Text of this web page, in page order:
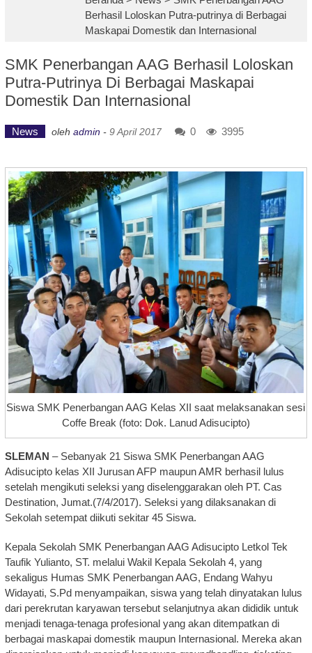
Berhasil Loloskan Putra-putrinya di Berbagai
Maskapai Domestik dan Internasional
SMK Penerbangan AAG Berhasil Loloskan
Putra-Putrinya Di Berbagai Maskapai
Domestik Dan Internasional
News oleh admin - 9 April 2017 0 3995
Siswa SMK Penerbangan AAG Kelas XII saat melaksanakan sesi
Coffe Break (foto: Dok. Lanud Adisucipto)
SLEMAN – Sebanyak 21 Siswa SMK Penerbangan AAG
Adisucipto kelas XII Jurusan AFP maupun AMR berhasil lulus
setelah mengikuti seleksi yang diselenggarakan oleh PT. Cas
Destination, Jumat.(7/4/2017). Seleksi yang dilaksanakan di
Sekolah setempat diikuti sekitar 45 Siswa.
Kepala Sekolah SMK Penerbangan AAG Adisucipto Letkol Tek
Taufik Yulianto, ST. melalui Wakil Kepala Sekolah 4, yang
sekaligus Humas SMK Penerbangan AAG, Endang Wahyu
Widayati, S.Pd menyampaikan, siswa yang telah dinyatakan lulus
dari perekrutan karyawan tersebut selanjutnya akan dididik untuk
menjadi tenaga-tenaga profesional yang akan ditempatkan di
berbagai maskapai domestik maupun Internasional. Mereka akan